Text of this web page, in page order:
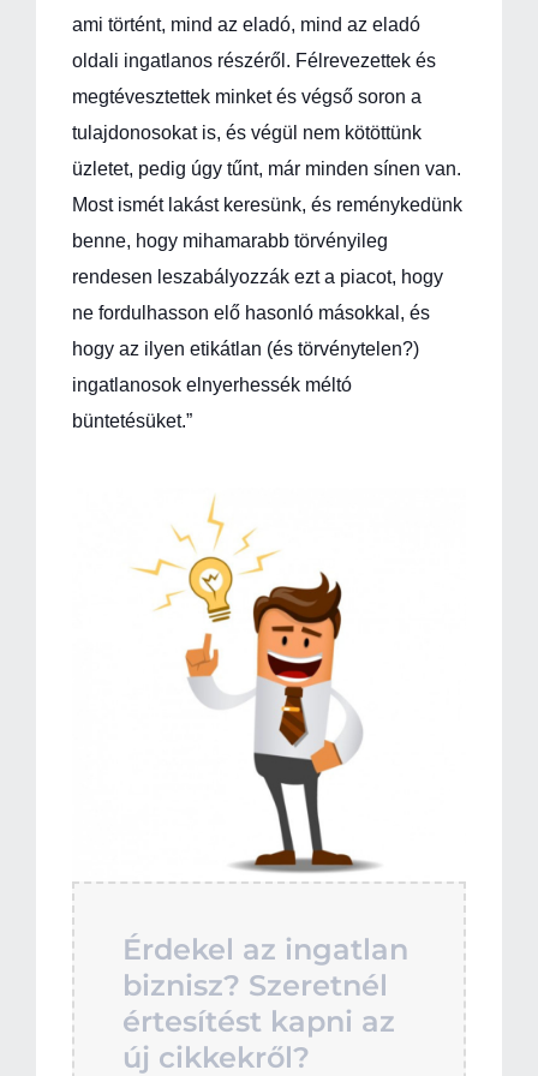
ami történt, mind az eladó, mind az eladó
oldali ingatlanos részéről. Félrevezettek és
megtévesztettek minket és végső soron a
tulajdonosokat is, és végül nem kötöttünk
üzletet, pedig úgy tűnt, már minden sínen van.
Most ismét lakást keresünk, és reménykedünk
benne, hogy mihamarabb törvényileg
rendesen leszabályozzák ezt a piacot, hogy
ne fordulhasson elő hasonló másokkal, és
hogy az ilyen etikátlan (és törvénytelen?)
ingatlanosok elnyerhessék méltó
büntetésüket.”
Érdekel az ingatlan
biznisz? Szeretnél
értesítést kapni az
új cikkekről?